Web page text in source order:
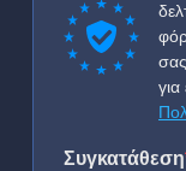
Συγκατάθεση